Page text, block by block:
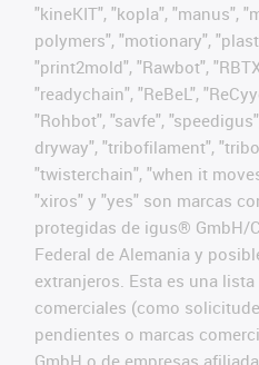
"kineKIT", "kopla", "manus",
polymers", "motionary",
"print2mold", "Rawbot",
"readychain", "ReBeL",
"Rohbot", "savfe",
dryway", "tribofilament",
"twisterchain", "when it
"xiros" y "yes" son marcas
protegidas de igus® GmbH/
Federal de Alemania y
extranjeros. Esta es una
comerciales (como
pendientes o marcas
GmbH o de empresas